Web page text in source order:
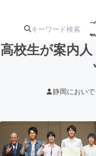
ターン
ジェク
アート・写真
高校生が案内
静岡においで